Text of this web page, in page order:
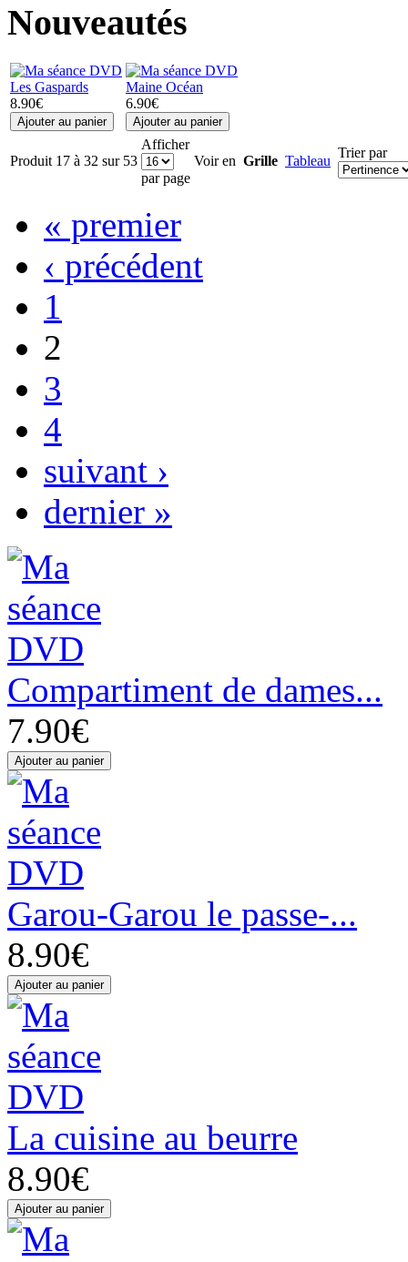
Nouveautés
Les Gaspards
8.90€
Maine Océan
6.90€
Produit 17 à 32 sur 53
Afficher
par page
Voir en Grille Tableau
Trier par
« premier
‹ précédent
1
2
3
4
suivant ›
dernier »
Compartiment de dames...
7.90€
Garou-Garou le passe-...
8.90€
La cuisine au beurre
8.90€